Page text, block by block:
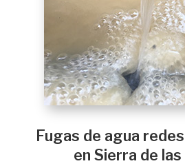
Fugas de agua
en Sierra de